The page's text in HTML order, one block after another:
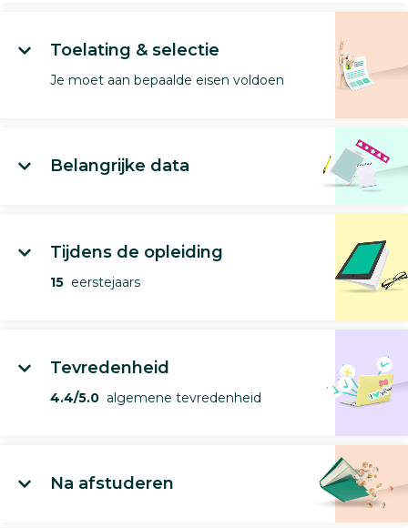
Toelating & selectie
Je moet aan bepaalde eisen voldoen
Belangrijke data
Tijdens de opleiding
15 eerstejaars
Tevredenheid
4.4/5.0 algemene tevredenheid
Na afstuderen